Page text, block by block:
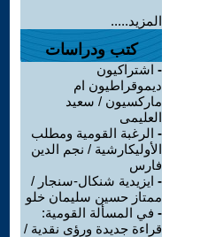
المزيد.....
كتب ودراسات
- اشتراكيون
ديموقراطيون ام
ماركسيون / سعيد
العليمى
- الرغبة القومية ومطلب
الأوليكارشية / نجم الدين
فارس
- ايزيدية شنكال-سنجار /
ممتاز حسين سليمان خلو
- في المسألة القومية:
قراءة جديدة ورؤى نقدية /